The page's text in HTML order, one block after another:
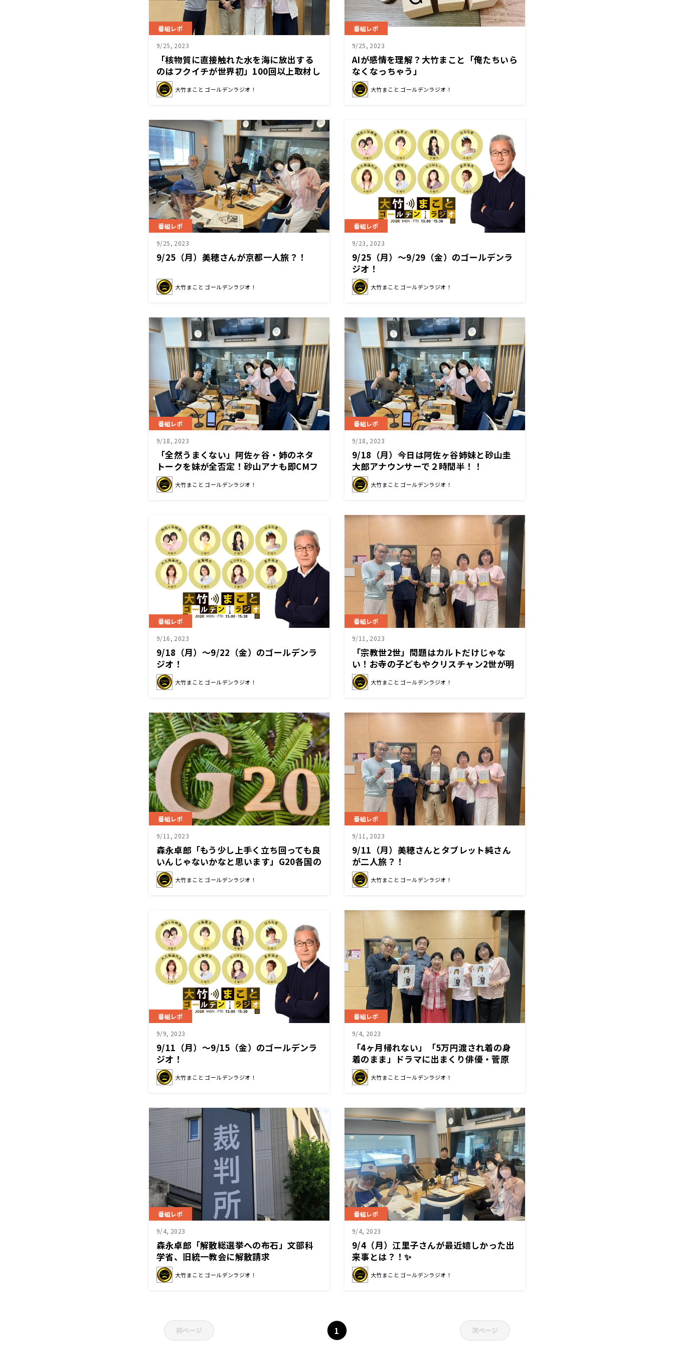
番組レポ
9/25, 2023
「核物質に直接触れた水を海に放出する
のはフクイチが世界初」100回以上取材し
た記者に聞く福島第一原発
大竹まこと ゴールデンラジオ！
番組レポ
9/25, 2023
AIが感情を理解？大竹まこと「俺たちいら
なくなっちゃう」
大竹まこと ゴールデンラジオ！
番組レポ
9/25, 2023
9/25（月）美穂さんが京都一人旅？！
大竹まこと ゴールデンラジオ！
番組レポ
9/23, 2023
9/25（月）～9/29（金）のゴールデンラ
ジオ！
大竹まこと ゴールデンラジオ！
番組レポ
9/18, 2023
「全然うまくない」阿佐ヶ谷・姉のネタ
トークを妹が全否定！砂山アナも即CMフ
リ…どんだけヒドイ話だったのか？
大竹まこと ゴールデンラジオ！
番組レポ
9/18, 2023
9/18（月）今日は阿佐ヶ谷姉妹と砂山圭
大郎アナウンサーで２時間半！！
大竹まこと ゴールデンラジオ！
番組レポ
9/16, 2023
9/18（月）～9/22（金）のゴールデンラ
ジオ！
大竹まこと ゴールデンラジオ！
番組レポ
9/11, 2023
「宗教世2世」問題はカルトだけじゃな
い！お寺の子どもやクリスチャン2世が明
かす悲痛な声とは
大竹まこと ゴールデンラジオ！
番組レポ
9/11, 2023
森永卓郎「もう少し上手く立ち回っても良
いんじゃないかなと思います」G20各国の
状況を解説
大竹まこと ゴールデンラジオ！
番組レポ
9/11, 2023
9/11（月）美穂さんとタブレット純さん
が二人旅？！
大竹まこと ゴールデンラジオ！
番組レポ
9/9, 2023
9/11（月）～9/15（金）のゴールデンラ
ジオ！
大竹まこと ゴールデンラジオ！
番組レポ
9/4, 2023
「4ヶ月帰れない」「5万円渡され着の身
着のまま」ドラマに出まくり俳優・菅原
大吉が今だから言えるヒドイ仕事明かす
大竹まこと ゴールデンラジオ！
番組レポ
9/4, 2023
森永卓郎「解散総選挙への布石」文部科
学省、旧統一教会に解散請求
大竹まこと ゴールデンラジオ！
番組レポ
9/4, 2023
9/4（月）江里子さんが最近嬉しかった出
来事とは？！✨
大竹まこと ゴールデンラジオ！
前ページ 1 次ページ